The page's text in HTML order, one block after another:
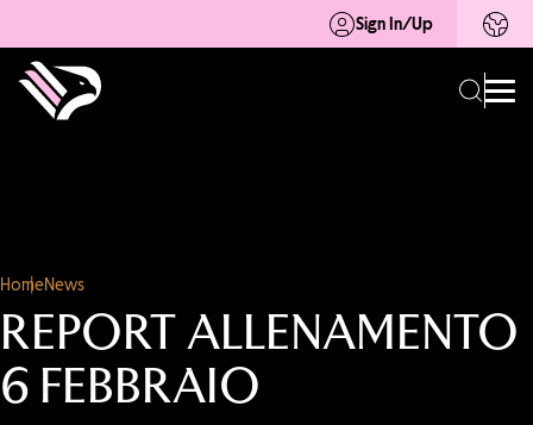
Sign In/Up
HomeNews
REPORT ALLENAMENTO
6 FEBBRAIO